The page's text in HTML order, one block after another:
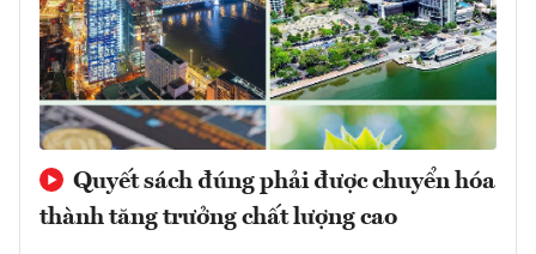
Quyết sách đúng phải được chuyển hóa
thành tăng trưởng chất lượng cao